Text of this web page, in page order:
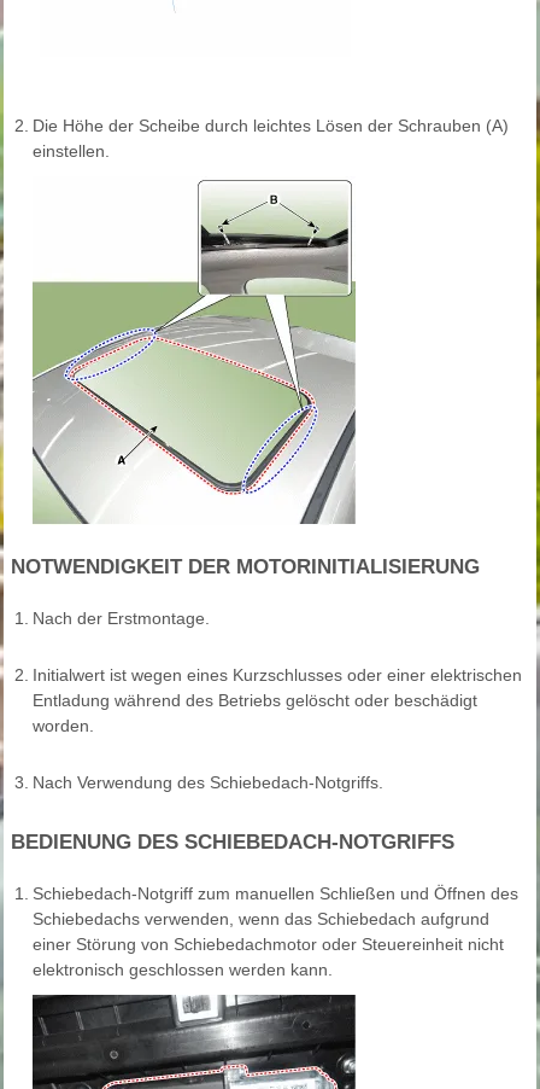
2. Die Höhe der Scheibe durch leichtes Lösen der Schrauben (A)
einstellen.
NOTWENDIGKEIT DER MOTORINITIALISIERUNG
1. Nach der Erstmontage.
2. Initialwert ist wegen eines Kurzschlusses oder einer elektrischen
Entladung während des Betriebs gelöscht oder beschädigt
worden.
3. Nach Verwendung des Schiebedach-Notgriffs.
BEDIENUNG DES SCHIEBEDACH-NOTGRIFFS
1.
Schiebedach-Notgriff zum manuellen Schließen und Öffnen des
Schiebedachs verwenden, wenn das Schiebedach aufgrund
einer Störung von Schiebedachmotor oder Steuereinheit nicht
elektronisch geschlossen werden kann.